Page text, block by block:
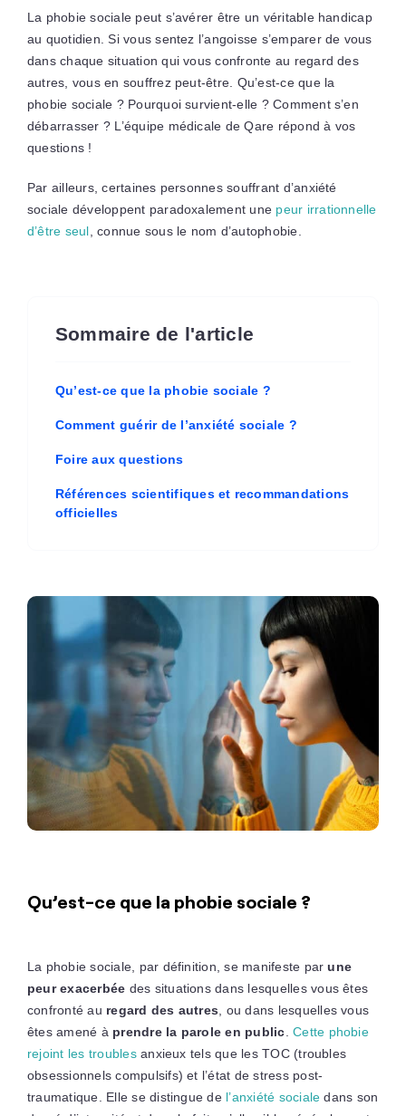
La phobie sociale peut s’avérer être un véritable handicap
au quotidien. Si vous sentez l’angoisse s’emparer de vous
dans chaque situation qui vous confronte au regard des
autres, vous en souffrez peut-être. Qu’est-ce que la
phobie sociale ? Pourquoi survient-elle ? Comment s’en
débarrasser ? L’équipe médicale de Qare répond à vos
questions !
Par ailleurs, certaines personnes souffrant d’anxiété
sociale développent paradoxalement une peur irrationnelle
d’être seul , connue sous le nom d’autophobie.
Sommaire de l'article
Qu’est-ce que la phobie sociale ?
Comment guérir de l’anxiété sociale ?
Foire aux questions
Références scientifiques et recommandations
officielles
Qu’est-ce que la phobie sociale ?
La phobie sociale, par définition, se manifeste parune
peur exacerbée des situations dans lesquelles vous êtes
confronté au regard des autres , ou dans lesquelles vous
êtes amené à prendre la parole en public .Cette phobie
rejoint les troublesanxieux tels que les TOC (troubles
obsessionnels compulsifs) et l’état de stress post-
traumatique. Elle se distingue de l’anxiété sociale dans son